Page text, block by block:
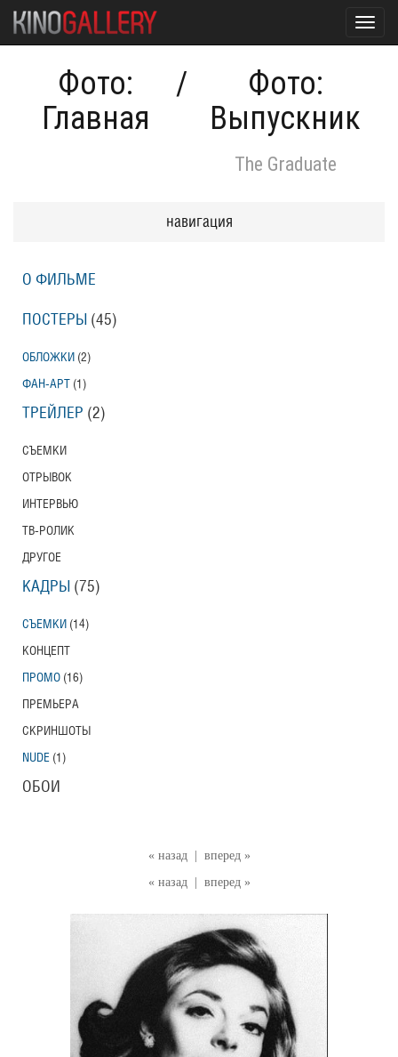
Фото:
Главная
/
Фото:
Выпускник
The Graduate
« назад
вперед »
« назад
вперед »
навигация
О ФИЛЬМЕ
ПОСТЕРЫ (45)
ОБЛОЖКИ (2)
ФАН-АРТ (1)
ТРЕЙЛЕР (2)
СЪЕМКИ
ОТРЫВОК
ИНТЕРВЬЮ
ТВ-РОЛИК
ДРУГОЕ
КАДРЫ (75)
СЪЕМКИ (14)
КОНЦЕПТ
ПРОМО (16)
ПРЕМЬЕРА
СКРИНШОТЫ
NUDE (1)
ОБОИ